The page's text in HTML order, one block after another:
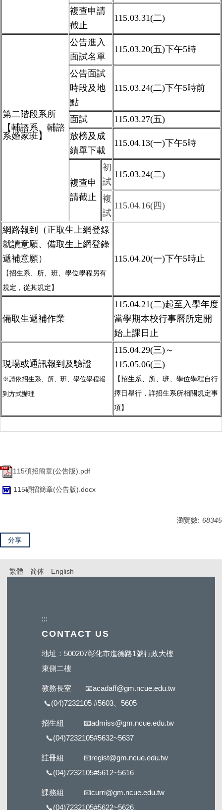
複查申請
截止
115.03.31(二)
第二階段系所
【輔諮系、輔諮
系婚家班】
公告進入
面試名單
115.03.20(五)下午5時
公告面試
時段及地
點
115.03.24(二)下午5時前
面試 115.03.27(五)
放榜及成
績單下載
115.04.13(一)下午5時
複查申
請截止
初
試
115.03.24(二)
複
試
115.04.16(四)
網路報到（正取生上網登錄
就讀意願、備取生上網登錄
遞補意願）
【招生系、所、班、學位學程另有
規定，從其規定】
115.04.20(一)下午5時止
備取生遞補作業
115.04.21(二)起至入學年度
當學期本校行事曆所定 開
始上課日止
現場或通訊報到及驗證
※請依招生系、所、班、學位學程報
到方式辦理
115.04.29(三)～
115.05.06(三)
【招生系、所、班、學位學程自行
擇日舉行，詳招生系所相關規定事
項】
115碩招簡章(公告版).pdf
115碩招簡章(公告版).docx
瀏覽數: 68345
分享
繁體 简体 English
:::
CONTACT US
地址：500207彰化市進德路1號行政大樓
東側二樓
教務長室 📧acadaff@gm.ncue.edu.tw
📞(04)7232105 #5603 、5605
招生組 📧admiss@gm.ncue.edu.tw
📞(04)7232105#5632~5637
註冊組 📧regist@gm.ncue.edu.tw
📞(04)7232105#5612~5616
課務組 📧curri@gm.ncue.edu.tw
📞(04)7232105#5622~5626、